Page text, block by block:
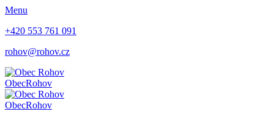
Menu
+420 553 761 091
rohov@rohov.cz
ObecRohov
ObecRohov